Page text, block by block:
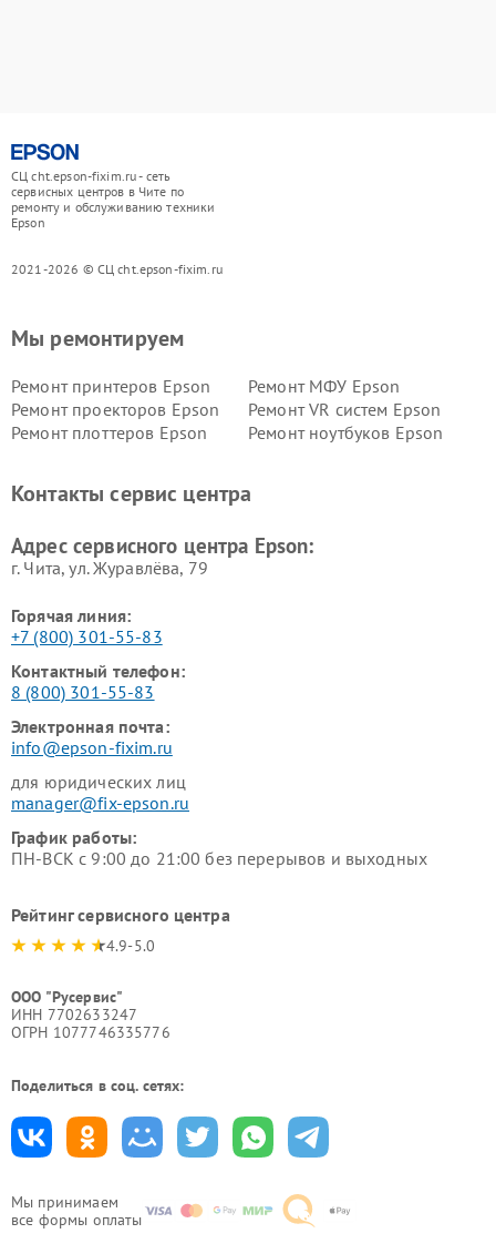
СЦ cht.epson-fixim.ru - сеть
сервисных центров в Чите по
ремонту и обслуживанию техники
Epson
2021-2026 © СЦ cht.epson-fixim.ru
Мы принимаем
все формы оплаты
Мы ремонтируем
Ремонт принтеров Epson
Ремонт МФУ Epson
Ремонт проекторов Epson
Ремонт VR систем Epson
Ремонт плоттеров Epson
Ремонт ноутбуков Epson
Контакты сервис центра
Адрес сервисного центра Epson:
г. Чита, ул. Журавлёва, 79
Горячая линия:
+7 (800) 301-55-83
Контактный телефон:
8 (800) 301-55-83
Электронная почта:
info@epson-fixim.ru
для юридических лиц
manager@fix-epson.ru
График работы:
ПН-ВСК с 9:00 до 21:00 без перерывов и выходных
Рейтинг сервисного центра
4.9-5.0
ООО "Русервис"
ИНН 7702633247
ОГРН 1077746335776
Поделиться в соц. сетях: